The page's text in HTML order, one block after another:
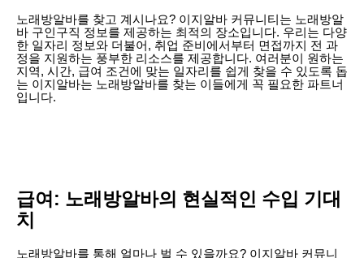
노래방알바를 찾고 계시나요? 이지알바 커뮤니티는 노래방알
바 구인구직 정보를 제공하는 최적의 장소입니다. 우리는 다양
한 일자리 정보와 더불어, 취업 준비에서부터 면접까지 전 과
정을 지원하는 풍부한 리소스를 제공합니다. 여러분이 원하는
지역, 시간, 급여 조건에 맞는 일자리를 쉽게 찾을 수 있도록 돕
는 이지알바는 노래방알바를 찾는 이들에게 꼭 필요한 파트너
입니다.
급여: 노래방알바의 현실적인 수입 기대
치
노래방알바를 통해 얼마나 벌 수 있을까요? 이지알바 커뮤니